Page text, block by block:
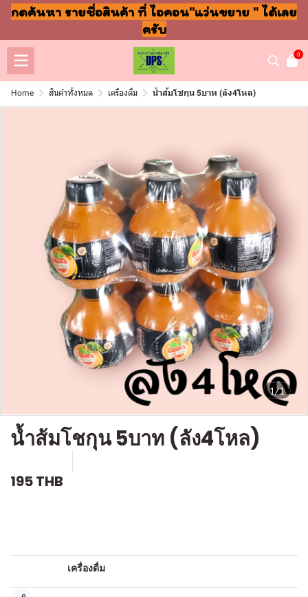
กดค้นหา รายชื่อสินค้า ที่ ไอคอน"แว่นขยาย " ได้เลย
ครับ
0
Home สินค้าทั้งหมด เครื่องดื่ม น้ำส้มโชกุน 5บาท (ลัง4โหล)
1/1
น้ำส้มโชกุน 5บาท (ลัง4โหล)
195 THB
เครื่องดื่ม